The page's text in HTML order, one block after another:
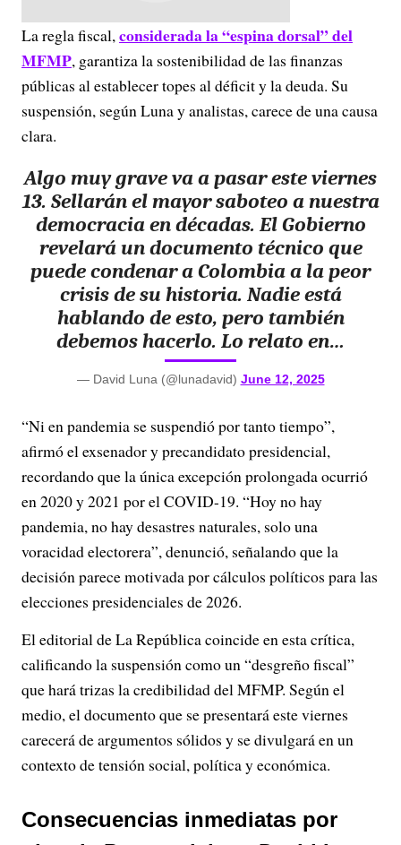
La regla fiscal,considerada la “espina dorsal” del
MFMP, garantiza la sostenibilidad de las finanzas
públicas al establecer topes al déficit y la deuda. Su
suspensión, según Luna y analistas, carece de una causa
clara.
Algo muy grave va a pasar este viernes
13. Sellarán el mayor saboteo a nuestra
democracia en décadas. El Gobierno
revelará un documento técnico que
puede condenar a Colombia a la peor
crisis de su historia. Nadie está
hablando de esto, pero también
debemos hacerlo. Lo relato en…
— David Luna (@lunadavid) June 12, 2025
“Ni en pandemia se suspendió por tanto tiempo”,
afirmó el exsenador y precandidato presidencial,
recordando que la única excepción prolongada ocurrió
en 2020 y 2021 por el COVID-19. “Hoy no hay
pandemia, no hay desastres naturales, solo una
voracidad electorera”, denunció, señalando que la
decisión parece motivada por cálculos políticos para las
elecciones presidenciales de 2026.
El editorial de La República coincide en esta crítica,
calificando la suspensión como un “desgreño fiscal”
que hará trizas la credibilidad del MFMP. Según el
medio, el documento que se presentará este viernes
carecerá de argumentos sólidos y se divulgará en un
contexto de tensión social, política y económica.
Consecuencias inmediatas por